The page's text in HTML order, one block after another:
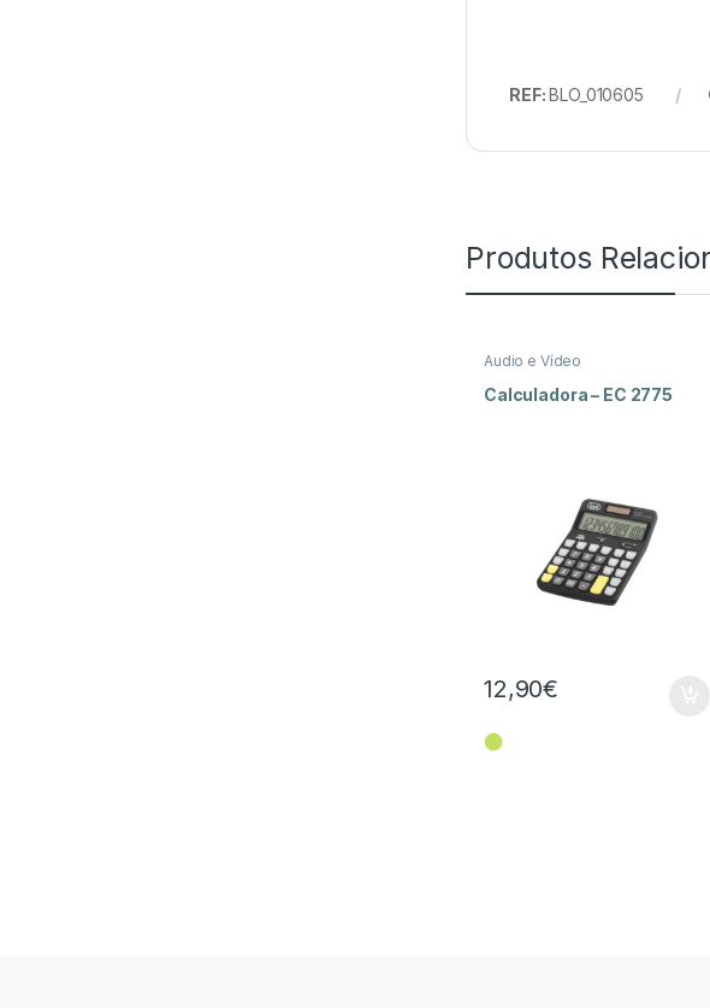
REF:BLO_010605
Produtos
Audio e Vídeo
Calculadora – EC 2775
12,90€
⬤